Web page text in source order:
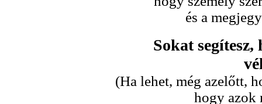
és a
Sokat
(Ha lehet, még azelőtt,
hogy azok